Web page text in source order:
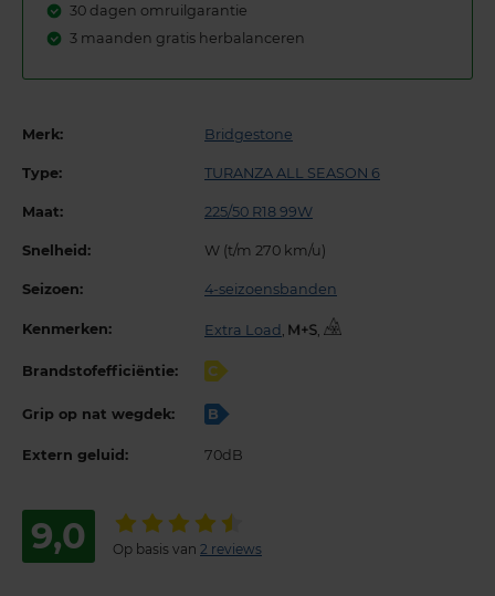
30 dagen omruilgarantie
3 maanden gratis herbalanceren
Merk: Bridgestone
Type: TURANZA ALL SEASON 6
Maat: 225/50 R18 99W
Snelheid: W (t/m 270 km/u)
Seizoen: 4-seizoensbanden
Kenmerken: Extra Load ,
Brandstofefficiëntie: C
Grip op nat wegdek: B
Extern geluid: 70dB
9,0 Op basis van 2 reviews